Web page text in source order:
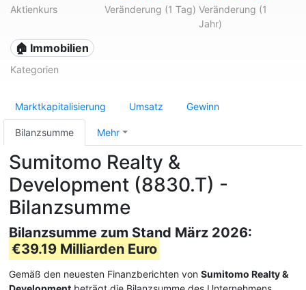
Aktienkurs Veränderung (1 Tag) Veränderung (1
Jahr)
🏠 Immobilien
Kategorien
Marktkapitalisierung Umsatz Gewinn
Bilanzsumme Mehr
Sumitomo Realty &
Development (8830.T) -
Bilanzsumme
Bilanzsumme zum Stand März 2026:
€39.19 Milliarden Euro
Gemäß den neuesten Finanzberichten von Sumitomo Realty &